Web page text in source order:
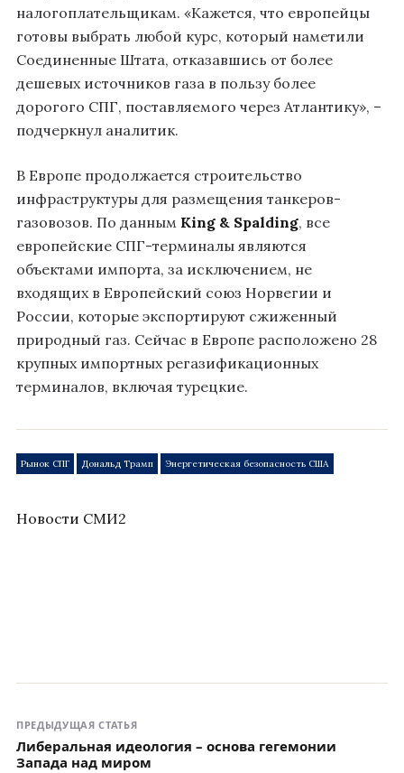
налогоплательщикам. «Кажется, что европейцы
готовы выбрать любой курс, который наметили
Соединенные Штата, отказавшись от более
дешевых источников газа в пользу более
дорогого СПГ, поставляемого через Атлантику», –
подчеркнул аналитик.
В Европе продолжается строительство
инфраструктуры для размещения танкеров-
газовозов. По данным King & Spalding, все
европейские СПГ-терминалы являются
объектами импорта, за исключением, не
входящих в Европейский союз Норвегии и
России, которые экспортируют сжиженный
природный газ. Сейчас в Европе расположено 28
крупных импортных регазификационных
терминалов, включая турецкие.
Рынок СПГ Дональд Трамп Энергетическая безопасность США
Новости СМИ2
ПРЕДЫДУЩАЯ СТАТЬЯ
Либеральная идеология – основа гегемонии
Запада над миром